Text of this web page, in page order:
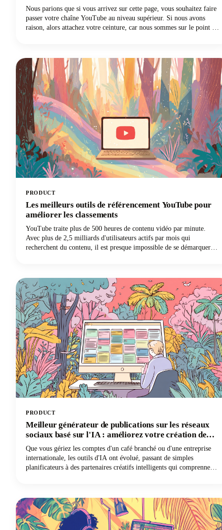
Nous parions que si vous arrivez sur cette page, vous souhaitez faire
passer votre chaîne YouTube au niveau supérieur. Si nous avons
raison, alors attachez votre ceinture, car nous sommes sur le point de
PRODUCT
Les meilleurs outils de référencement YouTube pour
améliorer les classements
YouTube traite plus de 500 heures de contenu vidéo par minute.
Avec plus de 2,5 milliards d'utilisateurs actifs par mois qui
recherchent du contenu, il est presque impossible de se démarquer
PRODUCT
Meilleur générateur de publications sur les réseaux
sociaux basé sur l'IA : améliorez votre création de
contenu
Que vous gériez les comptes d'un café branché ou d'une entreprise
internationale, les outils d'IA ont évolué, passant de simples
planificateurs à des partenaires créatifs intelligents qui comprennent
ce qui rend ces outils indispensables, comment choisir celui qui
répond le mieux à vos besoins et comment maximiser leur potentiel
sans sacrifier l'authenticité.